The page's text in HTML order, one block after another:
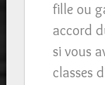
fille ou
accord
si vous
classes